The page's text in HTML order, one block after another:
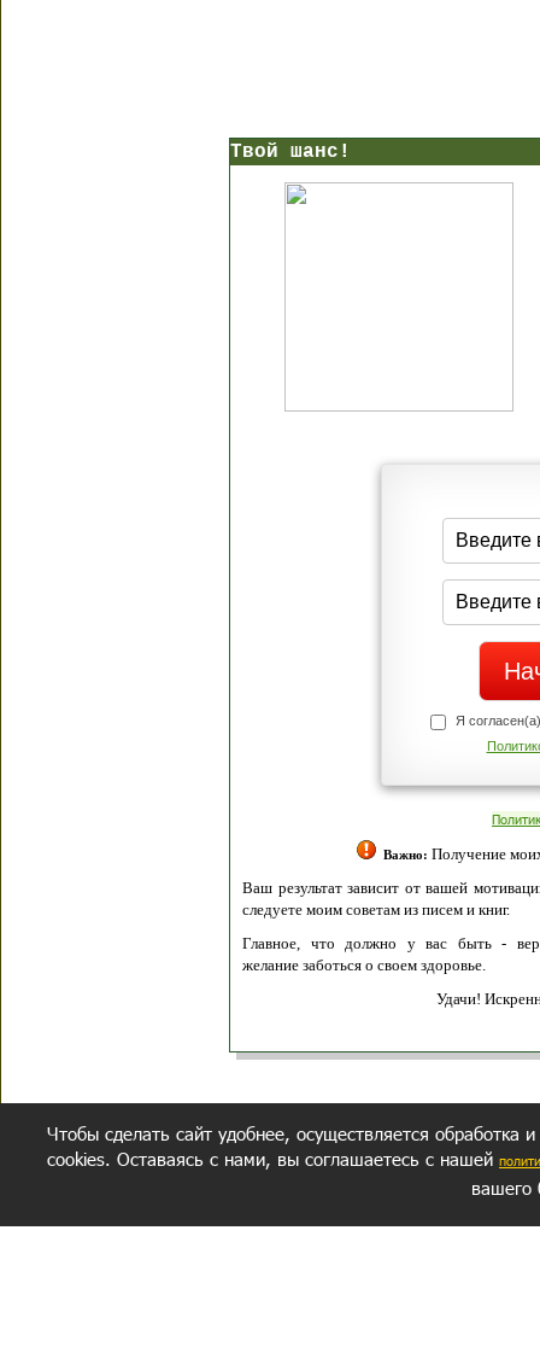
Твой шанс!
Я
Важно: Получение
Ваш результат зависит от вашей
следуете моим советам из писем и книг.
Главное, что должно у вас быть -
желание заботься о своем здоровье.
Удачи!
Чтобы сделать сайт удобнее, осуществляется обработка
cookies. Оставаясь с нами, вы соглашаетесь с нашей
вашего